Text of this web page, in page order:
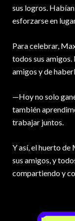
sus logros.
esforzarse en
Para celebrar,
todos sus amigos.
amigos y de
—Hoy no solo
también
trabajar juntos.
Y así, el huerto de
sus amigos, y
compartiendo y